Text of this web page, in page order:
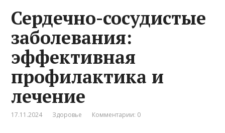
Сердечно-сосудистые
заболевания:
эффективная
профилактика и
лечение
17.11.2024 Здоровье Комментарии: 0